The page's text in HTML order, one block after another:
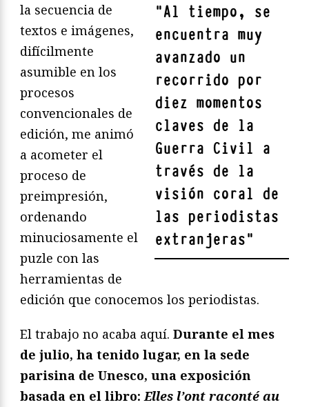
"Al tiempo, se
encuentra muy
avanzado un
recorrido por
diez momentos
claves de la
Guerra Civil a
través de la
visión coral de
las periodistas
extranjeras"
la secuencia de
textos e imágenes,
difícilmente
asumible en los
procesos
convencionales de
edición, me animó
a acometer el
proceso de
preimpresión,
ordenando
minuciosamente el
puzle con las
herramientas de
edición que conocemos los periodistas.
El trabajo no acaba aquí. Durante el mes
de julio, ha tenido lugar, en la sede
parisina de Unesco, una exposición
basada en el libro:Elles l’ont raconté au